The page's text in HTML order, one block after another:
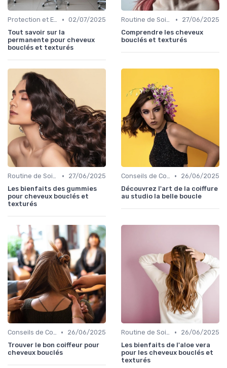
Protection et Entretien des Boucles • 02/07/2025
Tout savoir sur la
permanente pour cheveux
bouclés et texturés
Routine de Soins pour Cheveux Bouclés •
27/06/2025
Comprendre les cheveux
bouclés et texturés
Routine de Soins pour Cheveux Bouclés •
27/06/2025
Les bienfaits des gummies
pour cheveux bouclés et
texturés
Conseils de Coiffage •
26/06/2025
Découvrez l'art de la coiffure
au studio la belle boucle
Conseils de Coiffage •
26/06/2025
Trouver le bon coiffeur pour
cheveux bouclés
Routine de Soins pour Cheveux Bouclés •
26/06/2025
Les bienfaits de l'aloe vera
pour les cheveux bouclés et
texturés